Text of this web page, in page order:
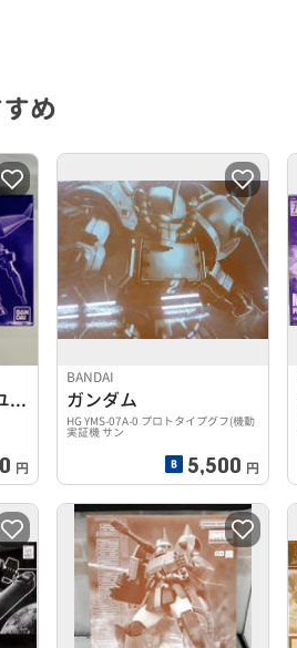
め
HG 1/144 リゲルグ ユニコーンVER.
円
BANDAI
ガンダム
HG YMS-07A-0 プロトタイプグフ(機動
実証機 サン
5,500 円